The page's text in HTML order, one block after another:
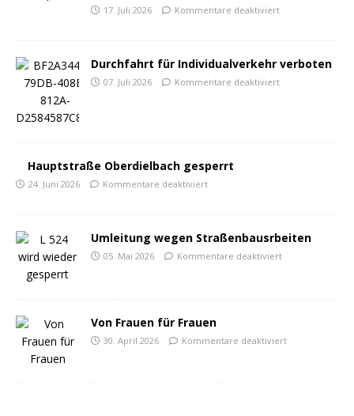
17. Juli 2026 Kommentare deaktiviert
Durchfahrt für Individualverkehr verboten
07. Juli 2026 Kommentare deaktiviert
Hauptstraße Oberdielbach gesperrt
24. Juni 2026 Kommentare deaktiviert
Umleitung wegen Straßenbausrbeiten
05. Mai 2026 Kommentare deaktiviert
Von Frauen für Frauen
30. April 2026 Kommentare deaktiviert